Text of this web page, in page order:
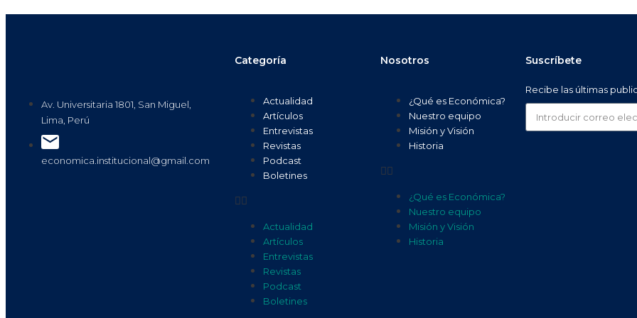
Av. Universitaria 1801, San Miguel,
Lima, Perú
economica.institucional@gmail.com
Categoría
Actualidad
Artículos
Entrevistas
Revistas
Podcast
Boletines
Actualidad
Artículos
Entrevistas
Revistas
Podcast
Boletines
Nosotros
¿Qué es Económica?
Nuestro equipo
Misión y Visión
Historia
¿Qué es Económica?
Nuestro equipo
Misión y Visión
Historia
Suscríbete
Recibe las últimas